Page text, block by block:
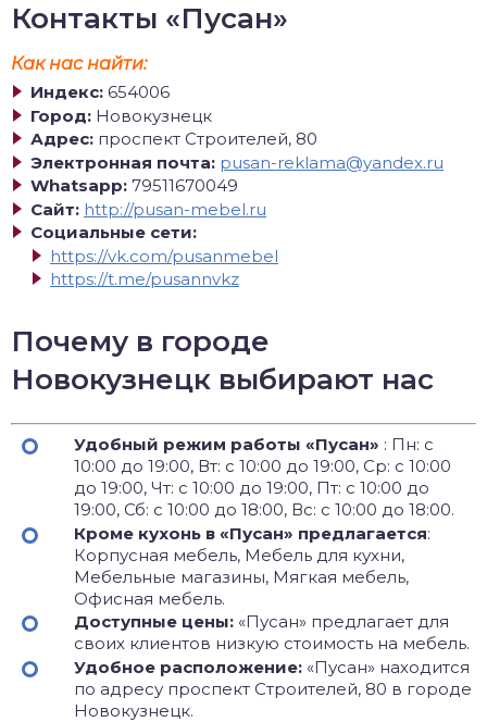
Контакты «Пусан»
Как нас найти:
Индекс: 654006
Город: Новокузнецк
Адрес: проспект Строителей, 80
Электронная почта: pusan-reklama@yandex.ru
Whatsapp: 79511670049
Сайт: http://pusan-mebel.ru
Социальные сети:
https://vk.com/pusanmebel
https://t.me/pusannvkz
Почему в городе
Новокузнецк выбирают нас
Удобный режим работы «Пусан» : Пн: с
10:00 до 19:00, Вт: с 10:00 до 19:00, Ср: с 10:00
до 19:00, Чт: с 10:00 до 19:00, Пт: с 10:00 до
19:00, Сб: с 10:00 до 18:00, Вс: с 10:00 до 18:00.
Кроме кухонь в «Пусан» предлагается:
Корпусная мебель, Мебель для кухни,
Мебельные магазины, Мягкая мебель,
Офисная мебель.
Доступные цены: «Пусан» предлагает для
своих клиентов низкую стоимость на мебель.
Удобное расположение: «Пусан» находится
по адресу проспект Строителей, 80 в городе
Новокузнецк.